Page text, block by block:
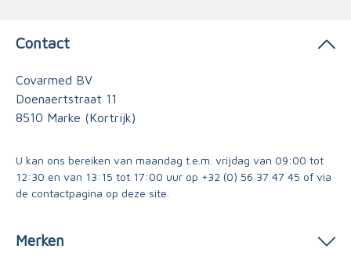
Contact
Covarmed BV
Doenaertstraat 11
8510 Marke (Kortrijk)
U kan ons bereiken van maandag t.e.m. vrijdag van 09:00 tot
12:30 en van 13:15 tot 17:00 uur op +32 (0) 56 37 47 45 of via
de contactpagina op deze site.
Merken